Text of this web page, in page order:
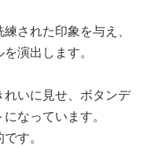
された印象を与え、
演出します。
いに見せ、ボタンデ
なっています。
す。